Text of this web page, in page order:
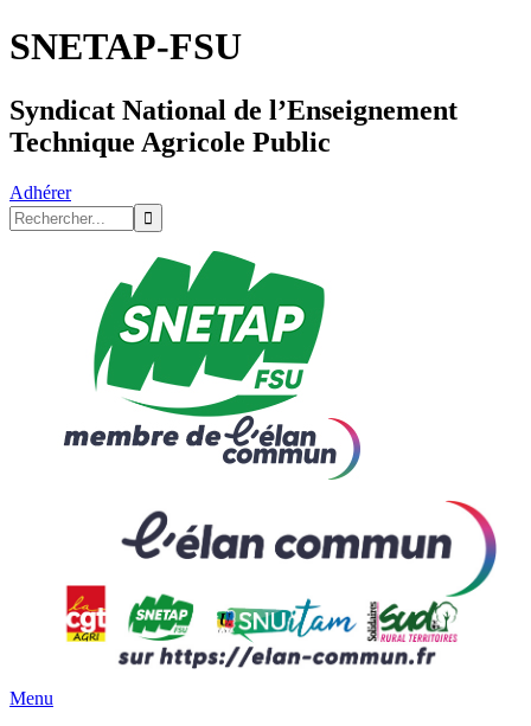
SNETAP-FSU
Syndicat National de l’Enseignement
Technique Agricole Public
Adhérer
Menu